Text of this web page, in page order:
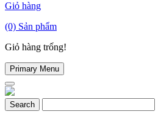
Giỏ hàng
(0) Sản phẩm
Giỏ hàng trống!
Primary Menu